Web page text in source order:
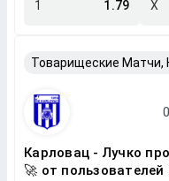
1 1.79 X
Карловац - Лучко
🚀 от